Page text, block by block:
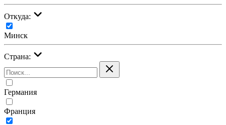
Откуда:
Минск
Страна:
Германия
Франция